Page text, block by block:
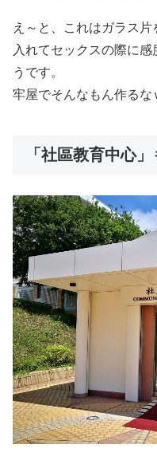
え～と、これはガラス
入れてセックスの際に
うです。
牢屋でそんなもん作るな
「社區教育中心